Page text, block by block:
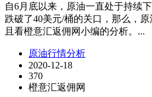
自6月底以来，原油一直处于持续
跌破了40美元/桶的关口，那么，
且看橙意汇返佣网小编的分析。...
原油行情分析
2020-12-18
370
橙意汇返佣网